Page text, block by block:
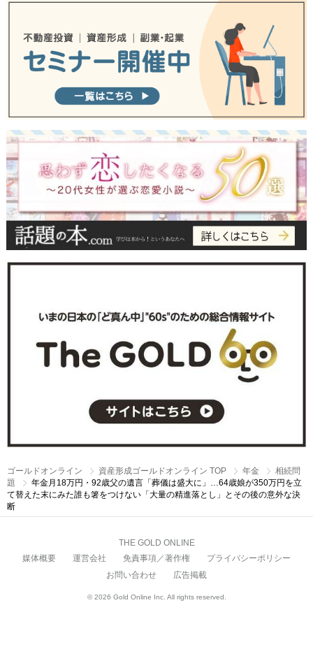
ゴールドオンライン 資産形成ゴールドオンライン TOP 年金
相続問
題
年金月18万円・92歳父の遺言「葬儀は盛大に」…64歳娘が350万円を立
て替えた末にみた誰も箸をつけない「大量の精進落とし」とその後の意外な決
断
THE GOLD ONLINE
媒体概要
運営会社 免責事項／著作権
プライバシーポリシー
お問い合わせ
広告掲載
© 2026 Gold Online Inc. All rights reserved.